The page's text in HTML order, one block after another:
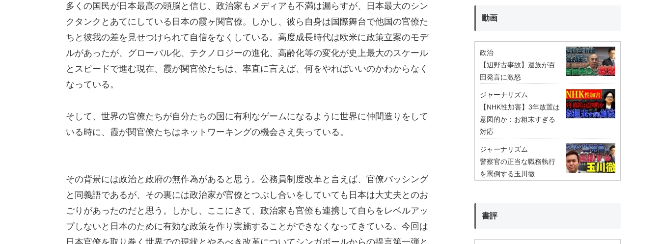
多くの国民が日本最高の頭脳と信じ、政治家もメディアも不満は漏らすが、日本最大のシン
クタンクとあてにしている日本の霞ヶ関官僚。しかし、彼ら自身は国際舞台で他国の官僚た
ちと彼我の差を見せつけられて自信をなくしている。高度成長時代は欧米に政策立案のモデ
ルがあったが、グローバル化、テクノロジーの進化、高齢化等の変化が史上最大のスケール
とスピードで進む現在、霞が関官僚たちは、率直に言えば、何をやればいいのかわからなく
なっている。
そして、世界の官僚たちが自分たちの国に有利なゲームになるように世界に仲間造りをして
いる時に、霞が関官僚たちはネットワーキングの機会さえ失っている。
その背景には政治と政府の無作為があると思う。公務員制度改革と言えば、官僚バッシング
と同義語であるが、その裏には政治家が官僚とつぶし合いをしていても日本は大丈夫とのお
ごりがあったのだと思う。しかし、ここにきて、政治家も官僚も連携して自らをレベルアッ
プしないと日本のために有効な政策を作り実施することができなくなってきている。今回は
日本官僚を取り巻く世界での現状とやるべき改革についてシンガポールからの提言第一弾と
動画
政治
【辺野古事故】遺族が百
田発言に激怒
ジャーナリズム
【NHK性加害】3年放置は
意図的か：お粗末すぎる
対応
ジャーナリズム
警察官の正当な職務執行
を罵倒する玉川徹
書評